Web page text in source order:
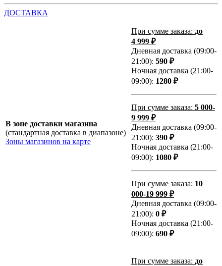
ДОСТАВКА
В зоне доставки магазина
(стандартная доставка в диапазоне)
Зоны магазинов на карте
При сумме заказа: до
4 999 ₽
Дневная доставка (09:00-
21:00): 590 ₽
Ночная доставка (21:00-
09:00): 1280 ₽
При сумме заказа: 5 000-
9 999 ₽
Дневная доставка (09:00-
21:00): 390 ₽
Ночная доставка (21:00-
09:00): 1080 ₽
При сумме заказа: 10
000-19 999 ₽
Дневная доставка (09:00-
21:00): 0 ₽
Ночная доставка (21:00-
09:00): 690 ₽
При сумме заказа: до